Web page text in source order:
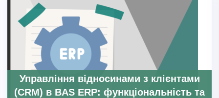
Управління відносинами з клієнтами
(CRM) в BAS ERP: функціональність та